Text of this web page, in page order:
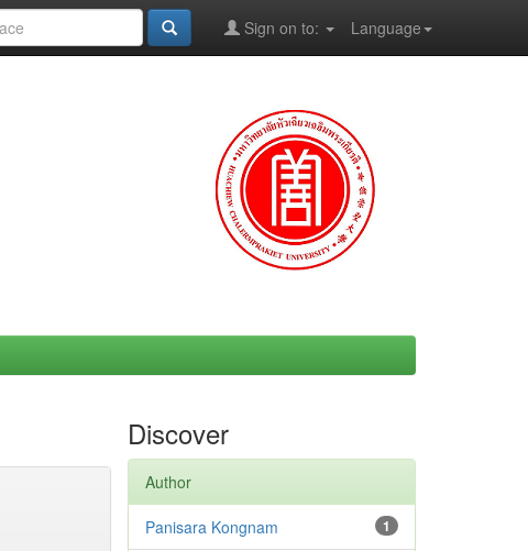
Language
Sign on to:
Discover
Author
1
Panisara Kongnam